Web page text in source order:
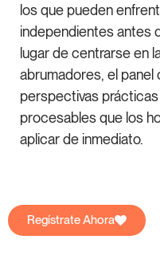
los que pueden
independientes antes
lugar de centrarse en
abrumadores, el
perspectivas
procesables que los
aplicar de inmediato.
Regístrate Ahora